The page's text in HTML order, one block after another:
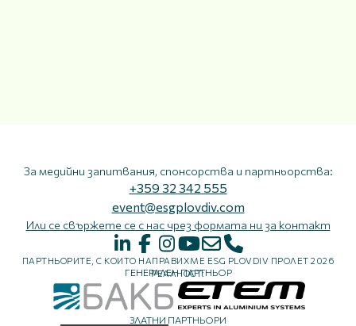
За медийни запитвания, спонсорства и партньорства:
+359 32 342 555
event@esgplovdiv.com
Или се свържете се с нас чрез формата ни за контакт
ПАРТНЬОРИТЕ, С КОИТО НАПРАВИХМЕ ESG PLOVDIV ПРОЛЕТ 2026
РЕАЛНОСТ:
ГЕНЕРАЛЕН ПАРТНЬОР
ЗЛАТНИ ПАРТНЬОРИ